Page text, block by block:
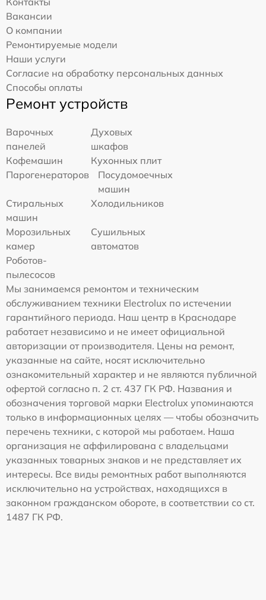
Вакансии
О компании
Ремонтируемые модели
Наши услуги
Согласие на обработку персональных данных
Способы оплаты
Ремонт устройств
Варочных
панелей
Духовых
шкафов
Кофемашин
Кухонных плит
Парогенераторов
Посудомоечных
машин
Стиральных
машин
Холодильников
Морозильных
камер
Сушильных
автоматов
Роботов-
пылесосов
Мы занимаемся ремонтом и техническим
обслуживанием техники Electrolux по истечении
гарантийного периода. Наш центр в Краснодаре
работает независимо и не имеет официальной
авторизации от производителя. Цены на ремонт,
указанные на сайте, носят исключительно
ознакомительный характер и не являются публичной
офертой согласно п. 2 ст. 437 ГК РФ. Названия и
обозначения торговой марки Electrolux упоминаются
только в информационных целях — чтобы обозначить
перечень техники, с которой мы работаем. Наша
организация не аффилирована с владельцами
указанных товарных знаков и не представляет их
интересы. Все виды ремонтных работ выполняются
исключительно на устройствах, находящихся в
законном гражданском обороте, в соответствии со ст.
1487 ГК РФ.